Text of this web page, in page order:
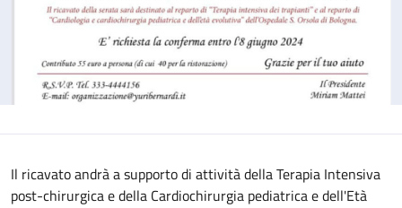
Il ricavato andrà a supporto di attività della Terapia Intensiva
post-chirurgica e della Cardiochirurgia pediatrica e dell'Età